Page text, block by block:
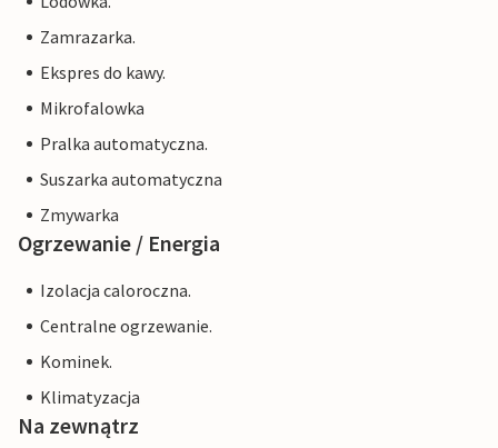
Zamrazarka.
Ekspres do kawy.
Mikrofalowka
Pralka automatyczna.
Suszarka automatyczna
Zmywarka
Ogrzewanie / Energia
Izolacja caloroczna.
Centralne ogrzewanie.
Kominek.
Klimatyzacja
Na zewnątrz